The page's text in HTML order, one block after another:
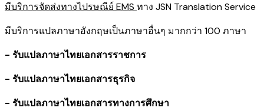
มีบริการจัดส่งทางไปรษณีย์ EMS ทาง JSN Translation Service
มีบริการแปลภาษาอังกฤษเป็นภาษาอื่นๆ มากกว่า 100 ภาษา
- รับแปลภาษาไทยเอกสารราชการ
- รับแปลภาษาไทยเอกสารธุรกิจ
- รับแปลภาษาไทยเอกสารทางการศึกษา